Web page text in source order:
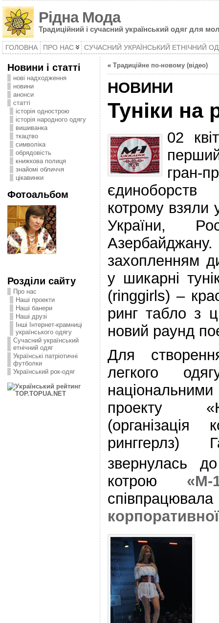
Рідна Мода
Традиційний і сучасний український одяг для
ГОЛОВНА ПРО НАС СУЧАСНИЙ УКРАЇНСЬКИЙ ЕТНІЧНИЙ
Новини і статті
нові надходження
новини
анонси
статті
історія однострою
історія народного одягу
вишиванка
ткацтво
символіка
oбрядовість
книжкова полиця
знайомі обличчя
цікавинки
Фотоальбом
Розділи сайту
Про нас
Наші проекти
Наші банери
Наші друзі
Інші Інтернет-крамниці
українського одягу
Сучасний український
етнічний одяг
Українські патріотичні
футболки
Український рок-одяг
« Традиційне по-новому (відео)
НОВИНИ
Туніки на
02
котрому взяли
України,
захопленням
у шикарні
(ringgirls) –
ринг табло з
новий раунд
Для
легкого
проекту
(організація
ринггерлз)
звернулась
котрою «М-